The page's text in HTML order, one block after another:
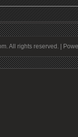
All rights reserved. |